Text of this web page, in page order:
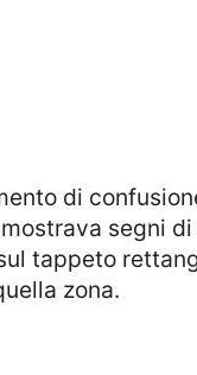
segni
tappeto
zona.